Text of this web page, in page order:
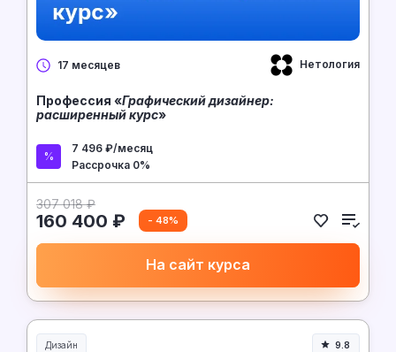
17 месяцев Нетология
Профессия «Графический дизайнер:
расширенный курс»
7 496 ₽/месяц
Рассрочка 0%
307 018 ₽
160 400 ₽ - 48%
На сайт курса
Дизайн 9.8